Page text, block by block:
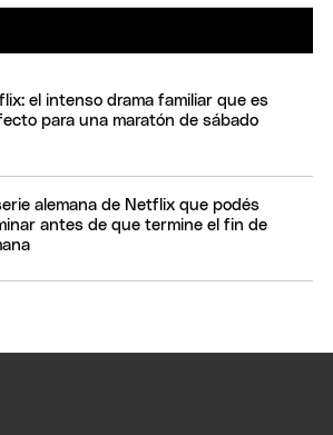
el intenso drama familiar que es
para una maratón de sábado
alemana de Netflix que podés
antes de que termine el fin de